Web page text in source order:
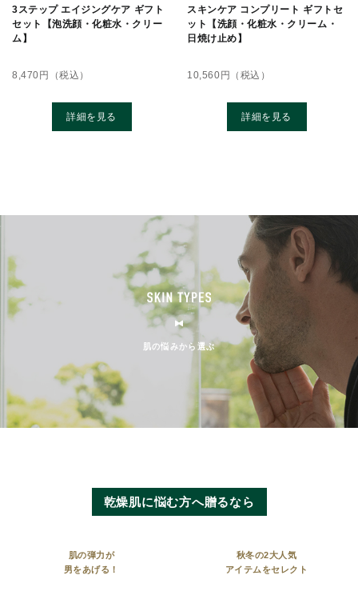
3ステップ エイジングケア ギフト
セット【泡洗顔・化粧水・クリー
ム】
8,470 円（税込）
詳細を見る
スキンケア コンプリート ギフトセ
ット【洗顔・化粧水・クリーム・
日焼け止め】
10,560 円（税込）
詳細を見る
肌の悩みから選ぶ
乾燥肌に悩む方へ贈るなら
肌の弾力が
男をあげる！
秋冬の2大人気
アイテムをセレクト